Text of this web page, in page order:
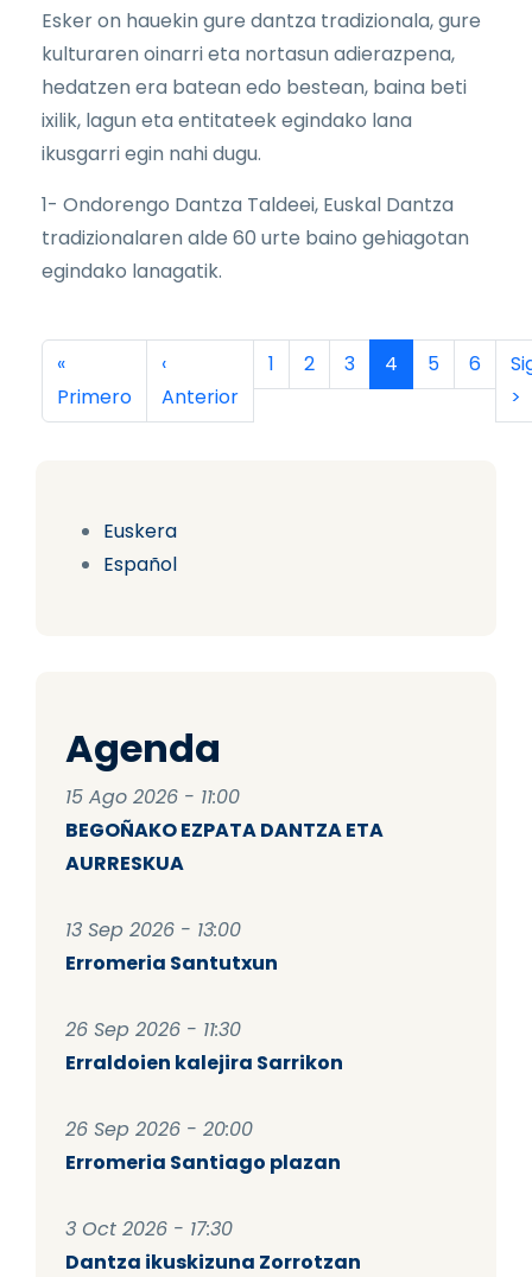
Euskera
Español
Agenda
15 Ago 2026 - 11:00
BEGOÑAKO EZPATA DANTZA ETA
AURRESKUA
13 Sep 2026 - 13:00
Erromeria Santutxun
26 Sep 2026 - 11:30
Erraldoien kalejira Sarrikon
26 Sep 2026 - 20:00
Erromeria Santiago plazan
3 Oct 2026 - 17:30
Dantza ikuskizuna Zorrotzan
Esker on hauekin gure dantza tradizionala, gure
kulturaren oinarri eta nortasun adierazpena,
hedatzen era batean edo bestean, baina beti
ixilik, lagun eta entitateek egindako lana
ikusgarri egin nahi dugu.
1- Ondorengo Dantza Taldeei, Euskal Dantza
tradizionalaren alde 60 urte baino gehiagotan
egindako lanagatik.
Paginación
Primera página
«
Primero
Página anterior
‹
Anterior
Página
1 Página
2 Página
3 Página actual
4 Página
5 Página
6
>